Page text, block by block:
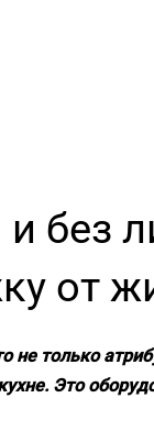
без
от
только
Это